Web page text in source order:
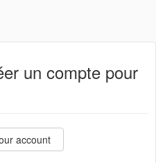
un compte pour
account